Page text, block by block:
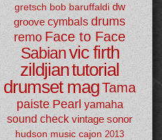
gretsch bob baruffaldi dw
groove cymbals drums
remo Face to Face
Sabianvic firth
zildjiantutorial
drumset magTama
paiste Pearl yamaha
sound check vintage sonor
hudson music cajon 2013